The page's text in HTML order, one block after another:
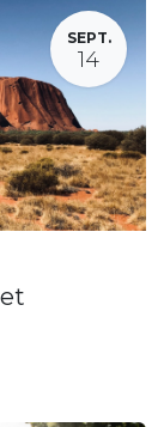
SEPT.
14